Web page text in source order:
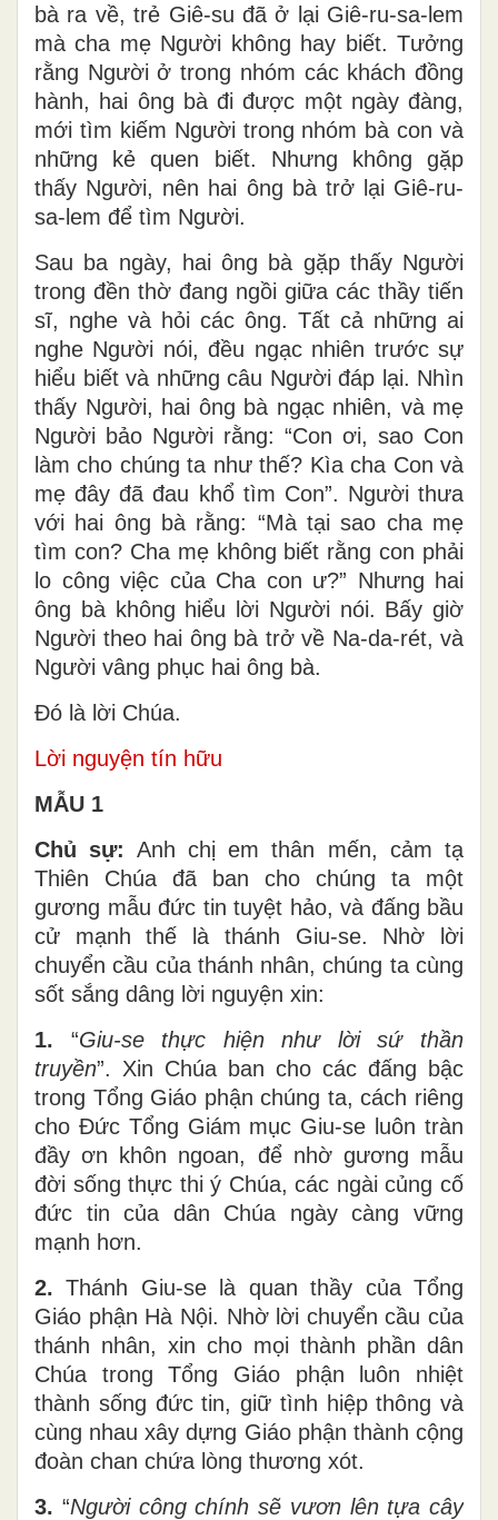
bà ra về, trẻ Giê-su đã ở lại Giê-ru-sa-lem
mà cha mẹ Người không hay biết. Tưởng
rằng Người ở trong nhóm các khách đồng
hành, hai ông bà đi được một ngày đàng,
mới tìm kiếm Người trong nhóm bà con và
những kẻ quen biết. Nhưng không gặp
thấy Người, nên hai ông bà trở lại Giê-ru-
sa-lem để tìm Người.
Sau ba ngày, hai ông bà gặp thấy Người
trong đền thờ đang ngồi giữa các thầy tiến
sĩ, nghe và hỏi các ông. Tất cả những ai
nghe Người nói, đều ngạc nhiên trước sự
hiểu biết và những câu Người đáp lại. Nhìn
thấy Người, hai ông bà ngạc nhiên, và mẹ
Người bảo Người rằng: “Con ơi, sao Con
làm cho chúng ta như thế? Kìa cha Con và
mẹ đây đã đau khổ tìm Con”. Người thưa
với hai ông bà rằng: “Mà tại sao cha mẹ
tìm con? Cha mẹ không biết rằng con phải
lo công việc của Cha con ư?” Nhưng hai
ông bà không hiểu lời Người nói. Bấy giờ
Người theo hai ông bà trở về Na-da-rét, và
Người vâng phục hai ông bà.
Ðó là lời Chúa.
Lời nguyện tín hữu
MẪU 1
Chủ sự: Anh chị em thân mến, cảm tạ
Thiên Chúa đã ban cho chúng ta một
gương mẫu đức tin tuyệt hảo, và đấng bầu
cử mạnh thế là thánh Giu-se. Nhờ lời
chuyển cầu của thánh nhân, chúng ta cùng
sốt sắng dâng lời nguyện xin:
1. “Giu-se thực hiện như lời sứ thần
truyền”. Xin Chúa ban cho các đấng bậc
trong Tổng Giáo phận chúng ta, cách riêng
cho Đức Tổng Giám mục Giu-se luôn tràn
đầy ơn khôn ngoan, để nhờ gương mẫu
đời sống thực thi ý Chúa, các ngài củng cố
đức tin của dân Chúa ngày càng vững
mạnh hơn.
2. Thánh Giu-se là quan thầy của Tổng
Giáo phận Hà Nội. Nhờ lời chuyển cầu của
thánh nhân, xin cho mọi thành phần dân
Chúa trong Tổng Giáo phận luôn nhiệt
thành sống đức tin, giữ tình hiệp thông và
cùng nhau xây dựng Giáo phận thành cộng
đoàn chan chứa lòng thương xót.
3. “Người công chính sẽ vươn lên tựa cây